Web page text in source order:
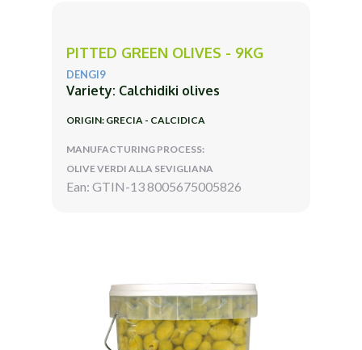
PITTED GREEN OLIVES - 9KG
DENGI9
Variety: Calchidiki olives
ORIGIN: GRECIA - CALCIDICA
MANUFACTURING PROCESS:
OLIVE VERDI ALLA SEVIGLIANA
Ean: GTIN-13 8005675005826